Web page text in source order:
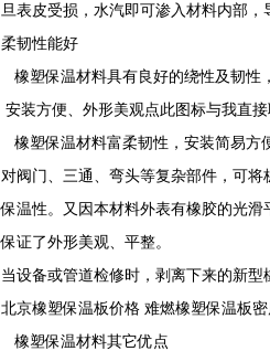
旦表皮受损，水汽即可渗入材料内部，
柔韧性能好
橡塑保温材料具有良好的绕性及韧性
安装方便、外形美观点此图标与我直
橡塑保温材料富柔韧性，安装简易方
对阀门、三通、弯头等复杂部件，可
保温性。又因本材料外表有橡胶的光
保证了外形美观、平整。
当设备或管道检修时，剥离下来的新型
北京橡塑保温板价格 难燃橡塑保温板
橡塑保温材料其它优点